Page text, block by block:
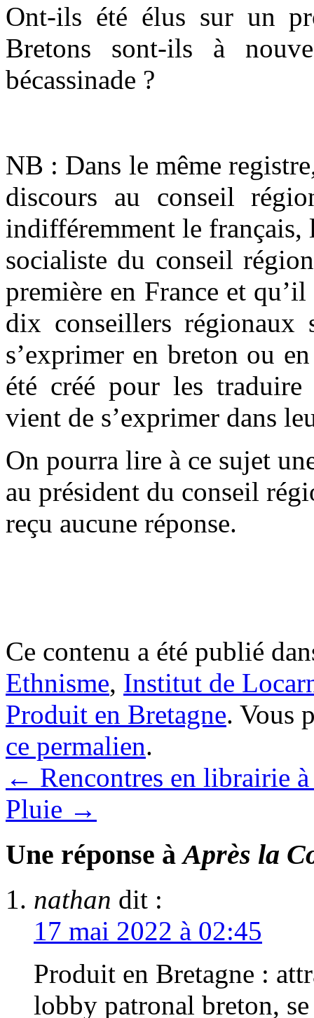
Ont-ils été élus sur un
Bretons sont-ils à
bécassinade ?
NB : Dans le même
discours au conseil
indifféremment le
socialiste du conseil
première en France et
dix conseillers régionaux
s’exprimer en breton ou
été créé pour les
vient de s’exprimer dans
On pourra lire à ce sujet
au président du conseil
reçu aucune réponse.
Ce contenu a été publié
Ethnisme, Institut de
Produit en Bretagne. Vous
ce permalien.
← Rencontres en librairie
Pluie →
Une réponse àAprès la
nathan dit :
17 mai 2022 à 02:45
Produit en Bretagne :
lobby patronal breton,